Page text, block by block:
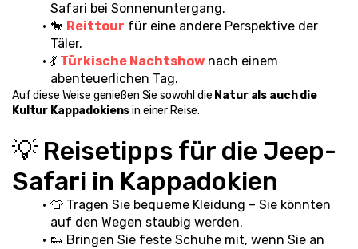
Safari bei Sonnenuntergang.
🐎 Reittour für eine andere Perspektive der
Täler.
💃 Türkische Nachtshow nach einem
abenteuerlichen Tag.
Auf diese Weise genießen Sie sowohl die Natur als auch die
Kultur Kappadokiens in einer Reise.
💡 Reisetipps für die Jeep-
Safari in Kappadokien
👕 Tragen Sie bequeme Kleidung – Sie könnten
auf den Wegen staubig werden.
👟 Bringen Sie feste Schuhe mit, wenn Sie an